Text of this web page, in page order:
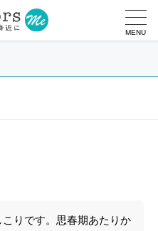
MENU
りです。思春期あたりか